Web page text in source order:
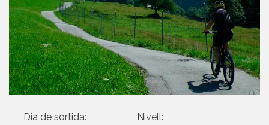
Dia de sortida:
Nivell: